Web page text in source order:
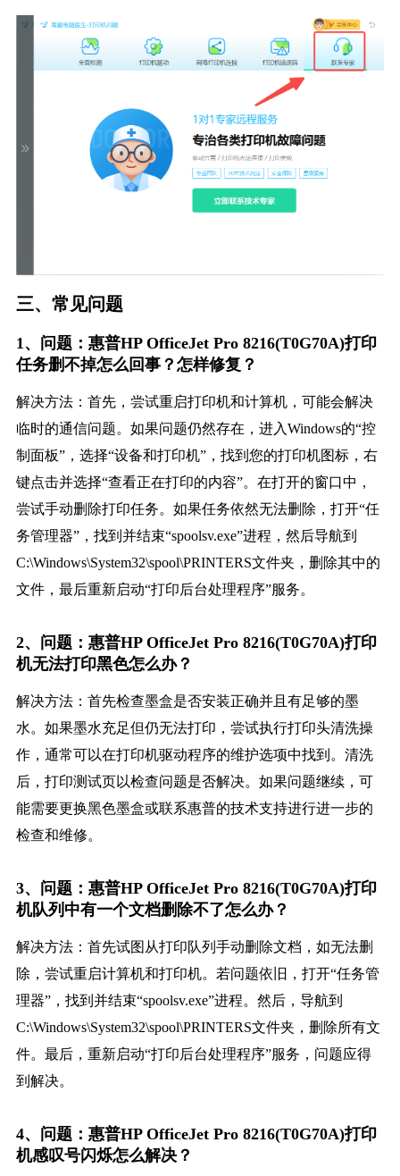
三、常见问题
1、问题：惠普HP OfficeJet Pro 8216(T0G70A)打印
任务删不掉怎么回事？怎样修复？
解决方法：首先，尝试重启打印机和计算机，可能会解决
临时的通信问题。如果问题仍然存在，进入Windows的“控
制面板”，选择“设备和打印机”，找到您的打印机图标，右
键点击并选择“查看正在打印的内容”。在打开的窗口中，
尝试手动删除打印任务。如果任务依然无法删除，打开“任
务管理器”，找到并结束“spoolsv.exe”进程，然后导航到
C:\Windows\System32\spool\PRINTERS文件夹，删除其中的
文件，最后重新启动“打印后台处理程序”服务。
2、问题：惠普HP OfficeJet Pro 8216(T0G70A)打印
机无法打印黑色怎么办？
解决方法：首先检查墨盒是否安装正确并且有足够的墨
水。如果墨水充足但仍无法打印，尝试执行打印头清洗操
作，通常可以在打印机驱动程序的维护选项中找到。清洗
后，打印测试页以检查问题是否解决。如果问题继续，可
能需要更换黑色墨盒或联系惠普的技术支持进行进一步的
检查和维修。
3、问题：惠普HP OfficeJet Pro 8216(T0G70A)打印
机队列中有一个文档删除不了怎么办？
解决方法：首先试图从打印队列手动删除文档，如无法删
除，尝试重启计算机和打印机。若问题依旧，打开“任务管
理器”，找到并结束“spoolsv.exe”进程。然后，导航到
C:\Windows\System32\spool\PRINTERS文件夹，删除所有文
件。最后，重新启动“打印后台处理程序”服务，问题应得
到解决。
4、问题：惠普HP OfficeJet Pro 8216(T0G70A)打印
机感叹号闪烁怎么解决？